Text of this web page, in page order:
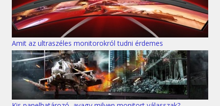
Amit az ultraszéles monitorokról tudni érdemes